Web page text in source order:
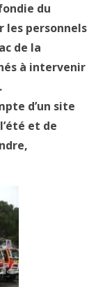
du
les personnels
de la
à intervenir
d’un site
et de